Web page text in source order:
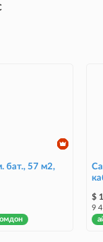
бат., 57 м2,
$
9